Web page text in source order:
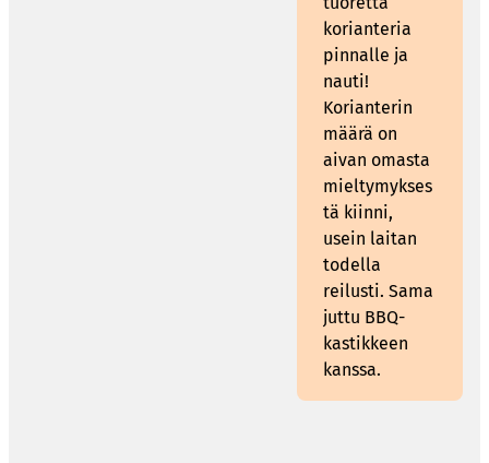
korianteria
pinnalle ja
nauti!
Korianterin
määrä on
aivan omasta
mieltymykses
tä kiinni,
usein laitan
todella
reilusti. Sama
juttu BBQ-
kastikkeen
kanssa.